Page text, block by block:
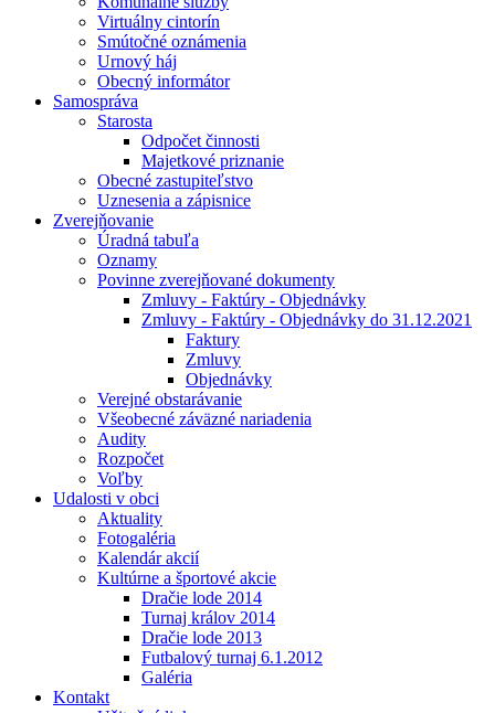
Virtuálny cintorín
Smútočné oznámenia
Urnový háj
Obecný informátor
Samospráva
Starosta
Odpočet činnosti
Majetkové priznanie
Obecné zastupiteľstvo
Uznesenia a zápisnice
Zverejňovanie
Úradná tabuľa
Oznamy
Povinne zverejňované dokumenty
Zmluvy - Faktúry - Objednávky
Zmluvy - Faktúry - Objednávky do 31.12.2021
Faktury
Zmluvy
Objednávky
Verejné obstarávanie
Všeobecné záväzné nariadenia
Audity
Rozpočet
Voľby
Udalosti v obci
Aktuality
Fotogaléria
Kalendár akcií
Kultúrne a športové akcie
Dračie lode 2014
Turnaj králov 2014
Dračie lode 2013
Futbalový turnaj 6.1.2012
Galéria
Kontakt